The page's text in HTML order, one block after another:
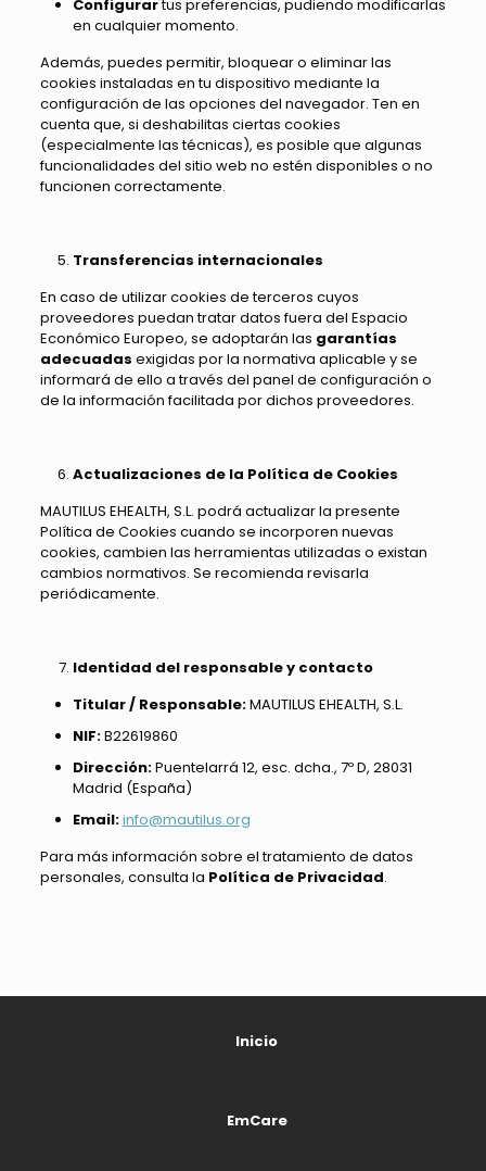
Configurartus preferencias, pudiendo modificarlas
en cualquier momento.
Además, puedes permitir, bloquear o eliminar las
cookies instaladas en tu dispositivo mediante la
configuración de las opciones del navegador. Ten en
cuenta que, si deshabilitas ciertas cookies
(especialmente las técnicas), es posible que algunas
funcionalidades del sitio web no estén disponibles o no
funcionen correctamente.
Transferencias internacionales
En caso de utilizar cookies de terceros cuyos
proveedores puedan tratar datos fuera del Espacio
Económico Europeo, se adoptarán las garantías
adecuadas exigidas por la normativa aplicable y se
informará de ello a través del panel de configuración o
de la información facilitada por dichos proveedores.
Actualizaciones de la Política de Cookies
MAUTILUS EHEALTH, S.L. podrá actualizar la presente
Política de Cookies cuando se incorporen nuevas
cookies, cambien las herramientas utilizadas o existan
cambios normativos. Se recomienda revisarla
periódicamente.
Identidad del responsable y contacto
Titular / Responsable:MAUTILUS EHEALTH, S.L.
NIF:B22619860
Dirección:Puentelarrá 12, esc. dcha., 7º D, 28031
Madrid (España)
Email:info@mautilus.org
Para más información sobre el tratamiento de datos
personales, consulta la Política de Privacidad.
Inicio
EmCare